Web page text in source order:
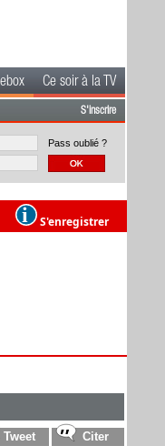
Ce soir à la TV
S'inscrire
Pass oublié ?
S'enregistrer